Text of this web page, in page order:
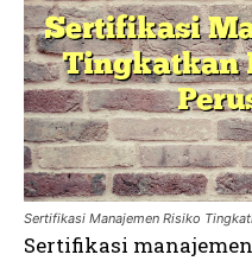
Sertifikasi Manajemen Risiko
Sertifikasi